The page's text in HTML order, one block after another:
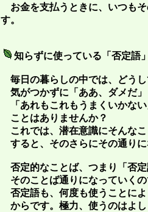
お金を支払うときに、いつも
す。
知らずに使っている「否定語
毎日の暮らしの中では、どう
気がつかずに「ああ、ダメだ
「あれもこれもうまくいかな
ことはありませんか？
これでは、潜在意識にそんな
すると、そのさらにその通り
否定的なことば、つまり「否
そのことば通りになっていく
否定語も、何度も使うことに
からです。極力、使うのはよ